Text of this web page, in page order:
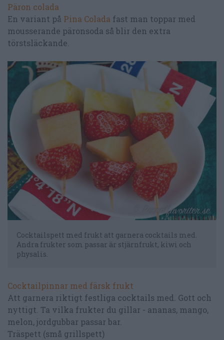
Päron colada
En variant på Pina Colada fast man toppar med
mousserande päronsoda så blir den extra
törstsläckande.
Cocktailspett med frukt att garnera cocktails med.
Andra frukter som passar är stjärnfrukt, kiwi och
physalis.
Cocktailpinnar med färsk frukt
Att garnera riktigt festliga cocktails med. Gott och
nyttigt. Ta vilka frukter du gillar - ananas, mango,
melon, jordgubbar passar bar.
Träspett (små grillspett)